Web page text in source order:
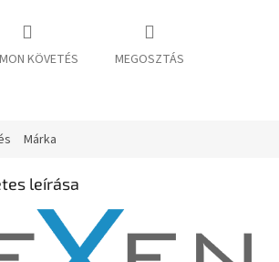
KÖVETÉS MEGOSZTÁS
Márka
leírása